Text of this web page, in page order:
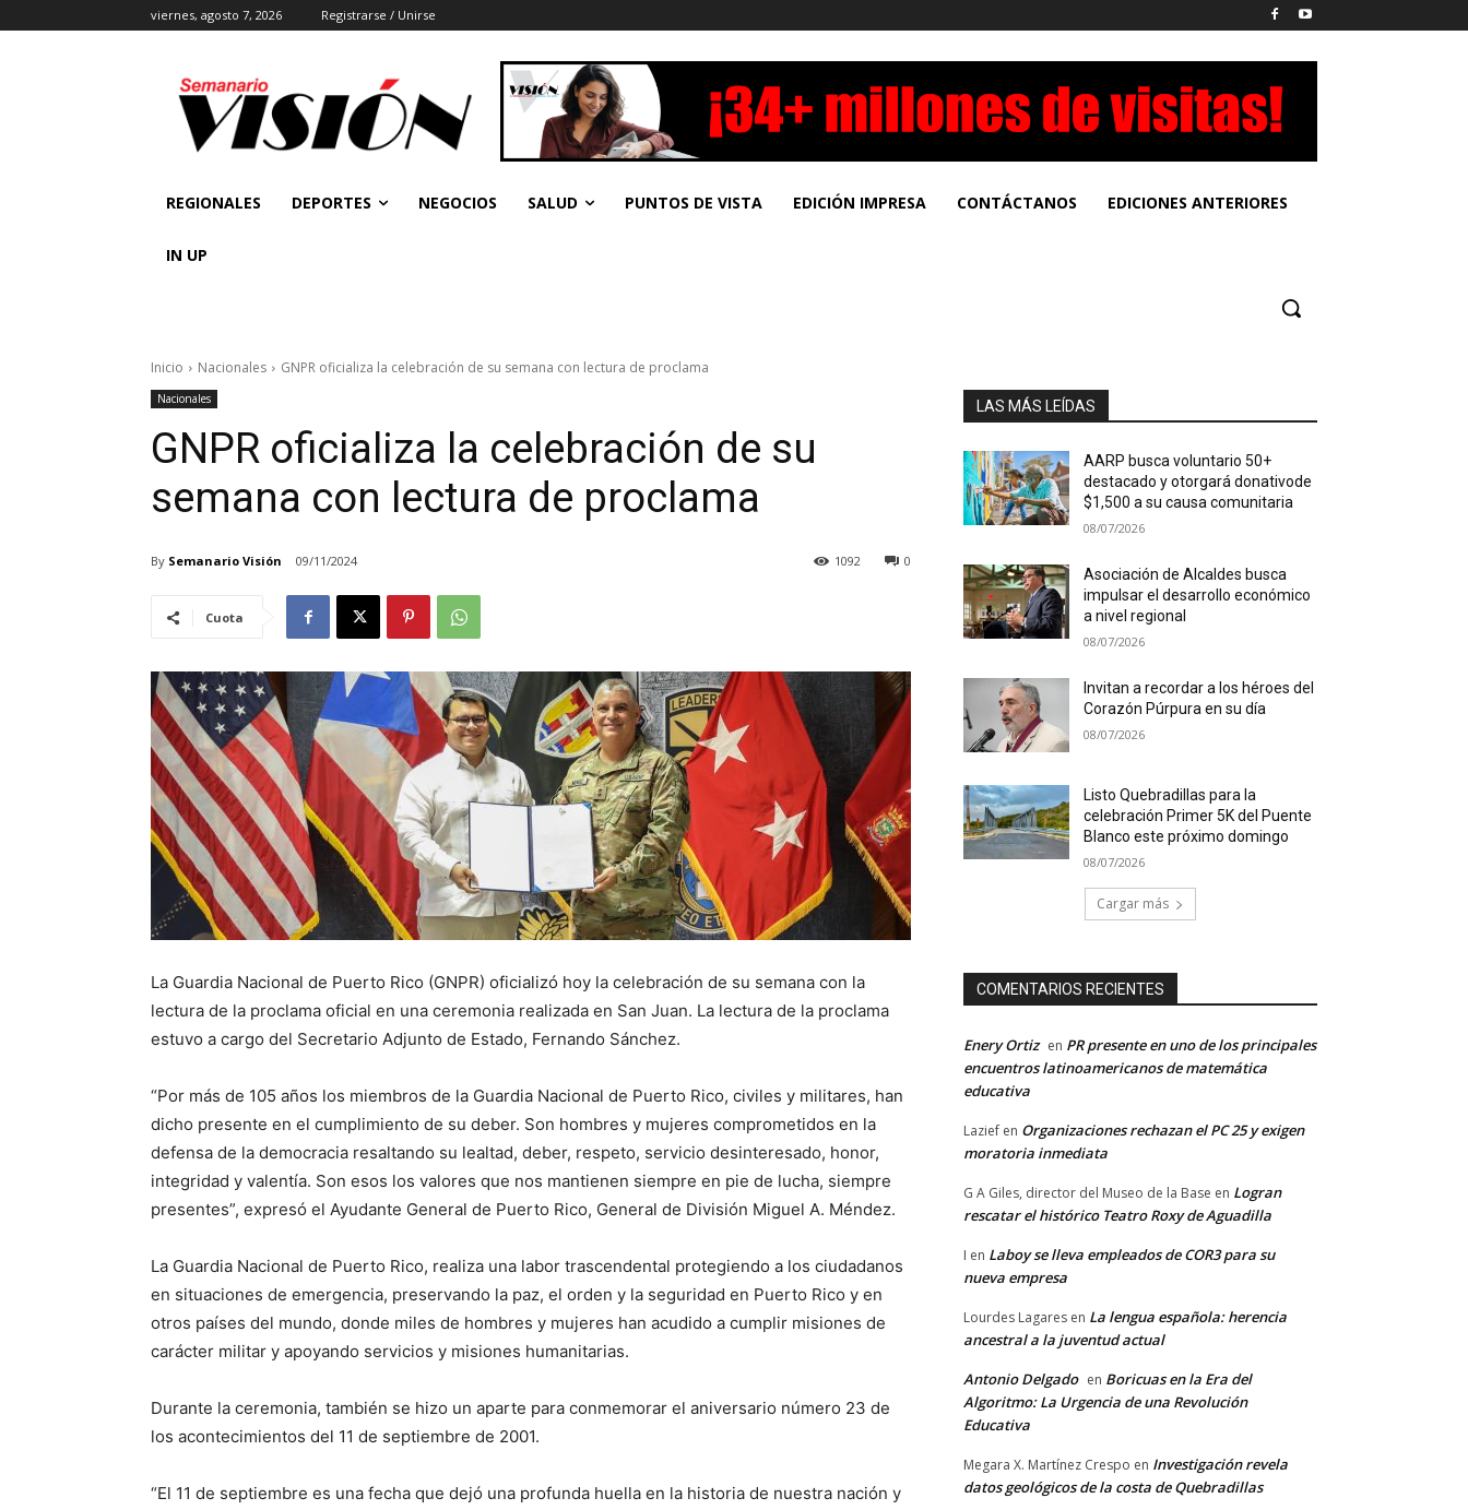
viernes, agosto 7, 2026 Registrarse / Unirse
REGIONALES DEPORTES NEGOCIOS SALUD PUNTOS DE VISTA EDICIÓN IMPRESA CONTÁCTANOS EDICIONES ANTERIORES
IN UP
Inicio Nacionales GNPR oficializa la celebración de su semana con lectura de proclama
Nacionales
GNPR oficializa la celebración de su
semana con lectura de proclama
By Semanario Visión 09/11/2024 0
1092
Cuota
La Guardia Nacional de Puerto Rico (GNPR) oficializó hoy la celebración de su semana con la
lectura de la proclama oficial en una ceremonia realizada en San Juan. La lectura de la proclama
estuvo a cargo del Secretario Adjunto de Estado, Fernando Sánchez.
“Por más de 105 años los miembros de la Guardia Nacional de Puerto Rico, civiles y militares, han
dicho presente en el cumplimiento de su deber. Son hombres y mujeres comprometidos en la
defensa de la democracia resaltando su lealtad, deber, respeto, servicio desinteresado, honor,
integridad y valentía. Son esos los valores que nos mantienen siempre en pie de lucha, siempre
presentes”, expresó el Ayudante General de Puerto Rico, General de División Miguel A. Méndez.
La Guardia Nacional de Puerto Rico, realiza una labor trascendental protegiendo a los ciudadanos
en situaciones de emergencia, preservando la paz, el orden y la seguridad en Puerto Rico y en
otros países del mundo, donde miles de hombres y mujeres han acudido a cumplir misiones de
carácter militar y apoyando servicios y misiones humanitarias.
Durante la ceremonia, también se hizo un aparte para conmemorar el aniversario número 23 de
los acontecimientos del 11 de septiembre de 2001.
“El 11 de septiembre es una fecha que dejó una profunda huella en la historia de nuestra nación y
LAS MÁS LEÍDAS
AARP busca voluntario 50+
destacado y otorgará donativode
$1,500 a su causa comunitaria
08/07/2026
Asociación de Alcaldes busca
impulsar el desarrollo económico
a nivel regional
08/07/2026
Invitan a recordar a los héroes del
Corazón Púrpura en su día
08/07/2026
Listo Quebradillas para la
celebración Primer 5K del Puente
Blanco este próximo domingo
08/07/2026
Cargar más
COMENTARIOS RECIENTES
Enery Ortiz en PR presente en uno de los principales
encuentros latinoamericanos de matemática
educativa
Lazief en Organizaciones rechazan el PC 25 y exigen
moratoria inmediata
G A Giles, director del Museo de la Base en Logran
rescatar el histórico Teatro Roxy de Aguadilla
I en Laboy se lleva empleados de COR3 para su
nueva empresa
Lourdes Lagares en La lengua española: herencia
ancestral a la juventud actual
Antonio Delgado en Boricuas en la Era del
Algoritmo: La Urgencia de una Revolución
Educativa
Megara X. Martínez Crespo en Investigación revela
datos geológicos de la costa de Quebradillas